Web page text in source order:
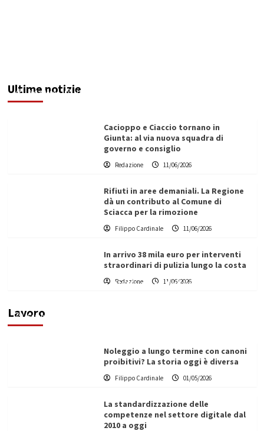
Ultime notizie
Redazione 11/06/2026
Cacioppo e Ciaccio tornano in
Giunta: al via nuova squadra di
governo e consiglio
Redazione 11/06/2026
Rifiuti in aree demaniali. La Regione
dà un contributo al Comune di
Sciacca per la rimozione
Filippo Cardinale 11/06/2026
In arrivo 38 mila euro per interventi
straordinari di pulizia lungo la costa
Redazione 11/06/2026
Lavoro
Vino in Italia: il giro d’affari contribuisce
Filippo Cardinale
Noleggio a lungo termine con canoni
proibitivi? La storia oggi è diversa
Filippo Cardinale 01/05/2026
La standardizzazione delle
competenze nel settore digitale dal
2010 a oggi